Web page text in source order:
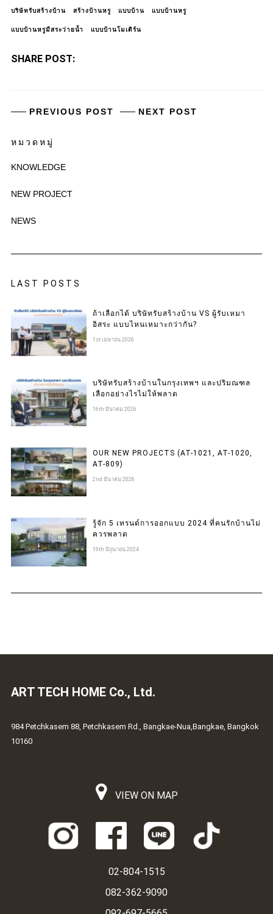
บริษัทรับสร้างบ้าน สร้างบ้านหรู แบบบ้าน แบบบ้านหรู
แบบบ้านหรูมีสระว่ายน้ำ แบบบ้านโมเดิร์น
SHARE POST:
PREVIOUS POST NEXT POST
หมวดหมู่
KNOWLEDGE
NEW PROJECT
NEWS
LAST POSTS
ถ้าเลือกได้ บริษัทรับสร้างบ้าน VS ผู้รับเหมา
อิสระ แบบไหนเหมาะกว่ากัน?
1st เมษายน 2026
บริษัทรับสร้างบ้านในกรุงเทพฯ และปริมณฑล
เลือกอย่างไรไม่ให้พลาด
16th มีนาคม 2026
OUR NEW PROJECTS (AT-1021, AT-1020,
AT-809)
2nd มีนาคม 2026
รู้จัก 5 เทรนด์การออกแบบ 2024 ที่คนรักบ้านไม่
ควรพลาด
19th มิถุนายน 2024
ART TECH HOME Co., Ltd.
984 Petchkasem 88, Petchkasem Rd., Bangkae-Nua,Bangkae, Bangkok
10160
VIEW ON MAP
02-804-1515
082-362-9090